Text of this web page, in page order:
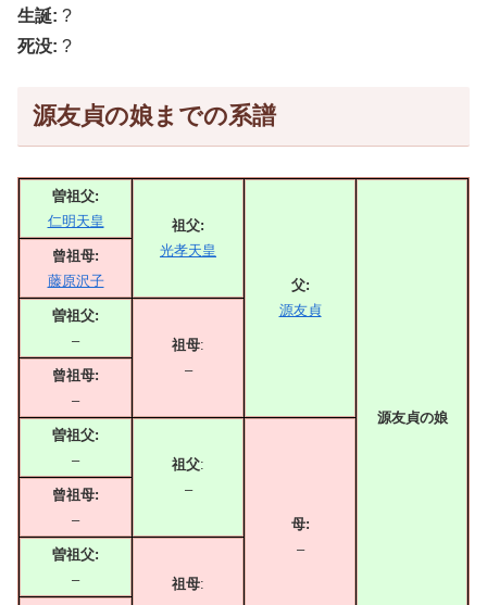
生誕: ?
死没: ?
源友貞の娘までの系譜
曽祖父:
仁明天皇
祖父:
光孝天皇
父:
源友貞
源友貞の娘
曾祖母:
藤原沢子
曽祖父:
–
祖母:
–
曾祖母:
–
曽祖父:
–
祖父:
–
母:
–
曾祖母:
–
曽祖父:
–
祖母: